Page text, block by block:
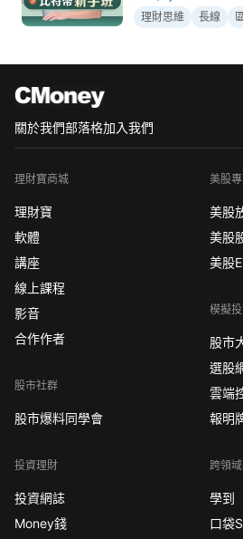
理財思維 長線
關於我們部落格加入我們
理財寶商城
理財寶
軟體
講座
線上課程
影音
合作作者
股市社群
股市爆料同學會
投資理財
投資網誌
Money錢
美股
美股
美股
美股
模擬
股市
選股
雲端
報明
跨領
學到
口袋